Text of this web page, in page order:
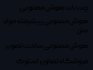
چت بات هوش مصنوعی
هوش مصنوعی پیشرفته مولد
متن
هوش مصنوعی ساخت تصویر
فروشگاه تصاویر استوک